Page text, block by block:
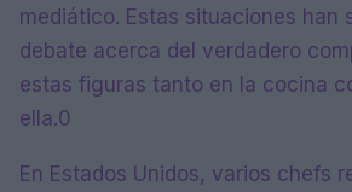
mediático. Estas situaciones han
debate acerca del verdadero
estas figuras tanto en la cocina
ella.0
En Estados Unidos, varios chefs